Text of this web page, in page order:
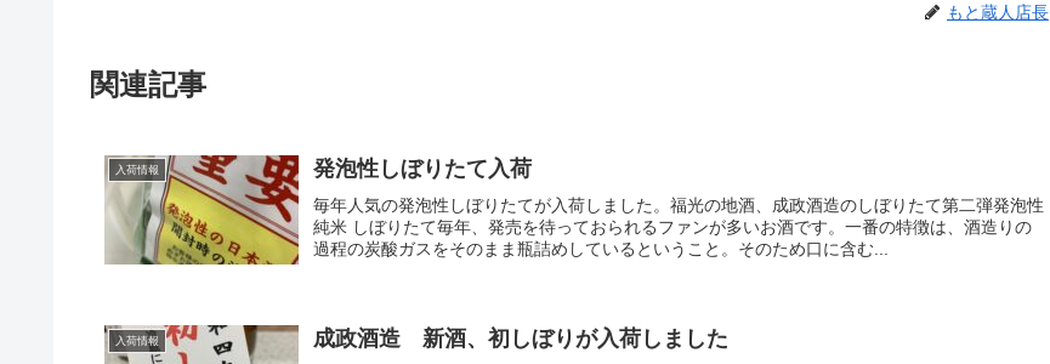
もと蔵人店長
関連記事
入荷情報 発泡性しぼりたて入荷
毎年人気の発泡性しぼりたてが入荷しました。福光の地酒、成政酒造のしぼりたて第二弾発泡性
純米 しぼりたて毎年、発売を待っておられるファンが多いお酒です。一番の特徴は、酒造りの
過程の炭酸ガスをそのまま瓶詰めしているということ。そのため口に含む...
入荷情報 成政酒造 新酒、初しぼりが入荷しました